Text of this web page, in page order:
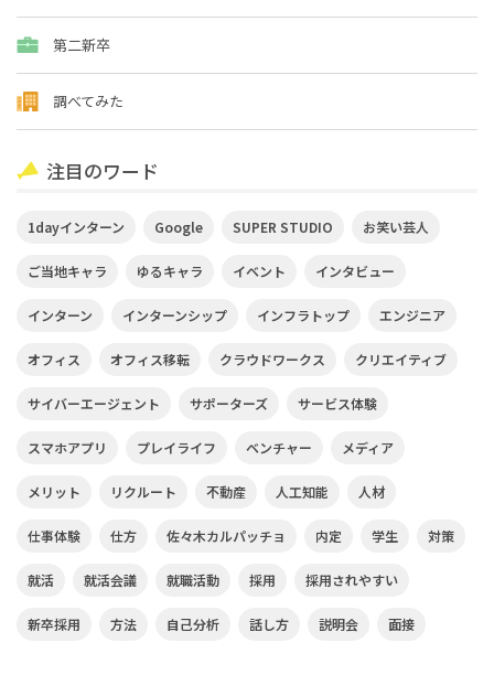
第二新卒
調べてみた
注目のワード
1dayインターン Google SUPER STUDIO お笑い芸人
ご当地キャラ ゆるキャラ イベント インタビュー
インターン インターンシップ インフラトップ エンジニア
オフィス オフィス移転 クラウドワークス クリエイティブ
サイバーエージェント サポーターズ サービス体験
スマホアプリ プレイライフ ベンチャー メディア
メリット リクルート 不動産 人工知能 人材
仕事体験 仕方 佐々木カルパッチョ 内定 学生 対策
就活 就活会議 就職活動 採用 採用されやすい
新卒採用 方法 自己分析 話し方 説明会 面接